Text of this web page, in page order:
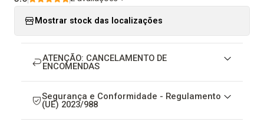
Mostrar stock das localizações
ATENÇÃO: CANCELAMENTO DE
ENCOMENDAS
Segurança e Conformidade - Regulamento
(UE) 2023/988